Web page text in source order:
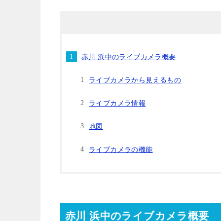
赤川 浜中のライブカメラ概要
ライブカメラから見えるもの
ライブカメラ情報
地図
ライブカメラの機能
赤川 浜中のライブカメラ概要